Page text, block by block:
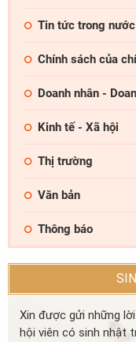
Tin tức trong nước
Chính sách của
Doanh nhân -
Kinh tế - Xã hội
Thị trường
Văn bản
Thông báo
Xin được gửi những
hội viên có sinh nhật